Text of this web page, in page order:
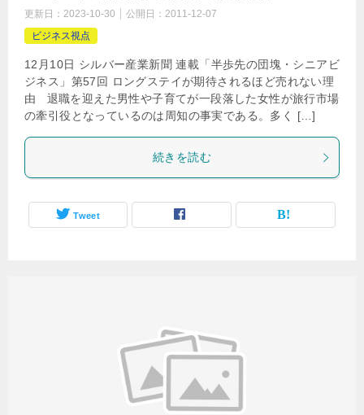
更新日： 2023-10-30 公開日： 2011-12-07
ビジネス視点
12月10日 シルバー産業新聞 連載「半歩先の団塊・シニアビ
ジネス」第57回 ロングステイが期待されるほど売れない理
由 退職を迎えた男性や子育てが一段落した女性が旅行市場
の牽引役となっているのは周知の事実である。多く […]
続きを読む
Tweet